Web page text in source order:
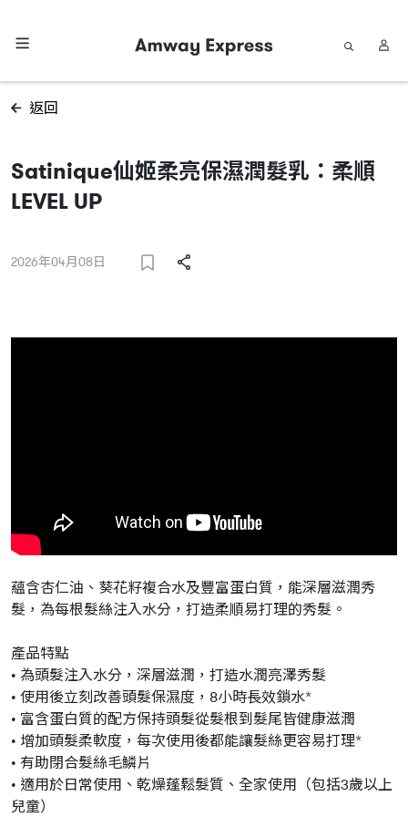
返回
Satinique仙姬柔亮保濕潤髮乳：柔順
LEVEL UP
2026年04月08日
蘊含杏仁油、葵花籽複合水及豐富蛋白質，能深層滋潤秀
髮，為每根髮絲注入水分，打造柔順易打理的秀髮。
產品特點
• 為頭髮注入水分，深層滋潤，打造水潤亮澤秀髮
• 使用後立刻改善頭髮保濕度，8小時長效鎖水*
• 富含蛋白質的配方保持頭髮從髮根到髮尾皆健康滋潤
• 增加頭髮柔軟度，每次使用後都能讓髮絲更容易打理*
• 有助閉合髮絲毛鱗片
• 適用於日常使用、乾燥蓬鬆髮質、全家使用（包括3歲以上
兒童）